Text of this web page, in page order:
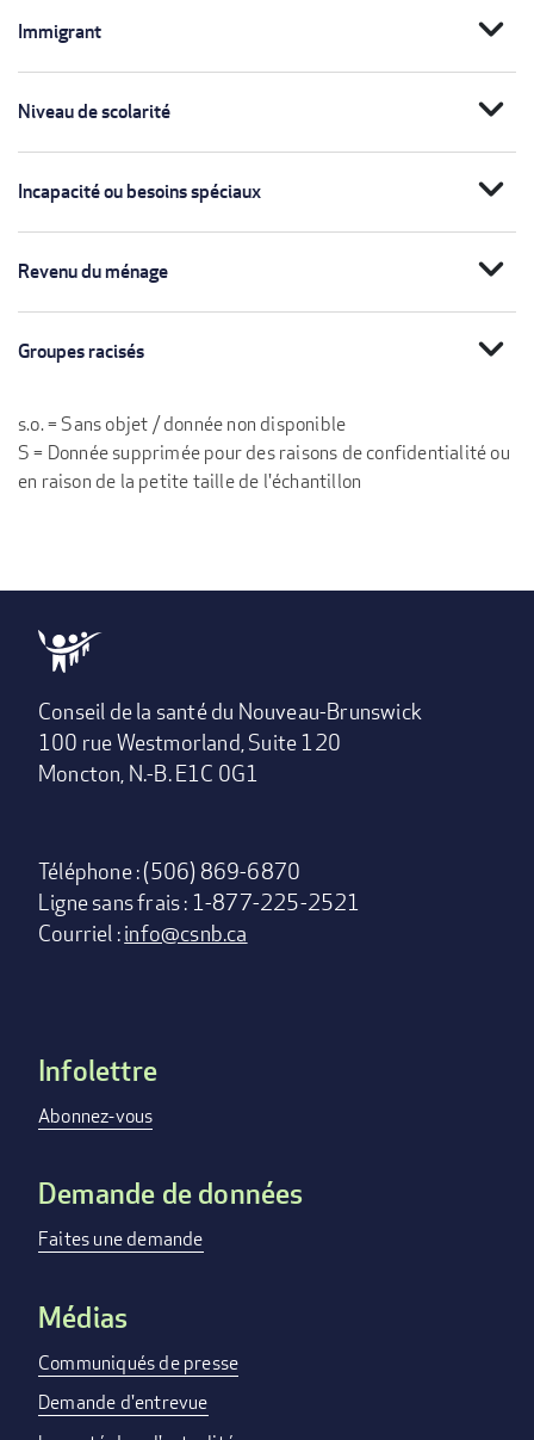
Immigrant expand_more
Niveau de scolarité expand_more
Incapacité ou besoins spéciaux expand_more
Revenu du ménage expand_more
Groupes racisés expand_more
s.o. = Sans objet / donnée non disponible
S = Donnée supprimée pour des raisons de confidentialité ou
en raison de la petite taille de l'échantillon
Conseil de la santé du Nouveau-Brunswick
100 rue Westmorland, Suite 120
Moncton, N.-B. E1C 0G1
Téléphone : (506) 869-6870
Ligne sans frais : 1-877-225-2521
Courriel :info@csnb.ca
Footer
menu
Infolettre
Abonnez-vous
Demande de données
Faites une demande
Médias
Communiqués de presse
Demande d'entrevue